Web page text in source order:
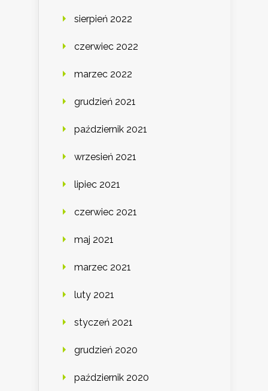
sierpień 2022
czerwiec 2022
marzec 2022
grudzień 2021
październik 2021
wrzesień 2021
lipiec 2021
czerwiec 2021
maj 2021
marzec 2021
luty 2021
styczeń 2021
grudzień 2020
październik 2020